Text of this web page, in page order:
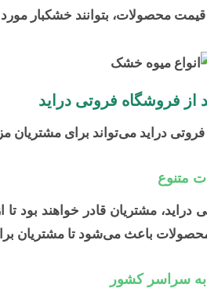
محصولات، بتوانند خشکبار مورد
از فروشگاه فروتی دراید
دراید می‌تواند برای
متنوع
دراید، مشتریان قادر خواهند بود
محصولات باعث می‌شود تا مشتریان
سراسر کشور